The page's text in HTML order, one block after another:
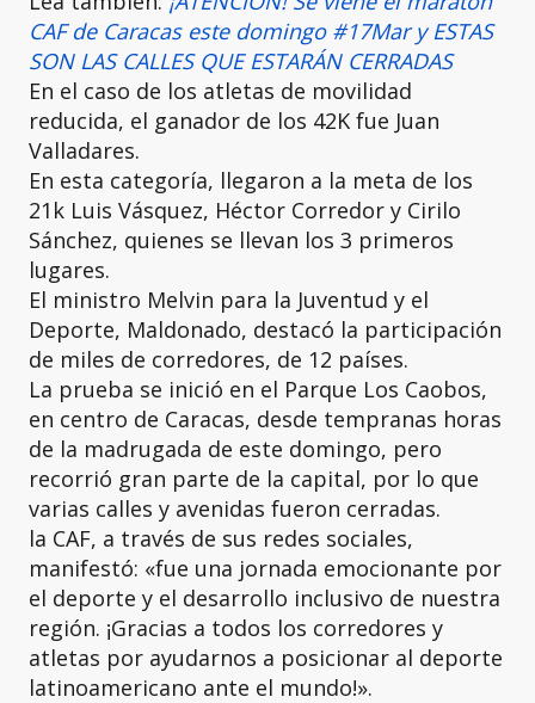
CAF de Caracas este domingo #17Mar y ESTAS
SON LAS CALLES QUE ESTARÁN CERRADAS
En el caso de los atletas de movilidad
reducida, el ganador de los 42K fue Juan
Valladares.
En esta categoría, llegaron a la meta de los
21k Luis Vásquez, Héctor Corredor y Cirilo
Sánchez, quienes se llevan los 3 primeros
lugares.
El ministro Melvin para la Juventud y el
Deporte, Maldonado, destacó la participación
de miles de corredores, de 12 países.
La prueba se inició en el Parque Los Caobos,
en centro de Caracas, desde tempranas horas
de la madrugada de este domingo, pero
recorrió gran parte de la capital, por lo que
varias calles y avenidas fueron cerradas.
la CAF, a través de sus redes sociales,
manifestó: «fue una jornada emocionante por
el deporte y el desarrollo inclusivo de nuestra
región. ¡Gracias a todos los corredores y
atletas por ayudarnos a posicionar al deporte
latinoamericano ante el mundo!».